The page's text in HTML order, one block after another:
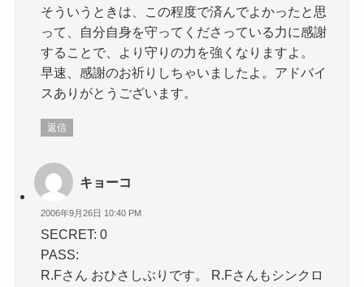
そういうときは、この程度で済んでよかったと思
って、自分自身を守ってくださっている力に感謝
することで、より守りの力を強くなりますよ。
早速、感謝のお祈りしちゃいましたよ。アドバイ
スありがとうございます。
返信
キョーコ
2006年9月26日 10:40 PM
SECRET: 0
PASS:
R.Fさん おひさしぶりです。 R.Fさんもシンクロ